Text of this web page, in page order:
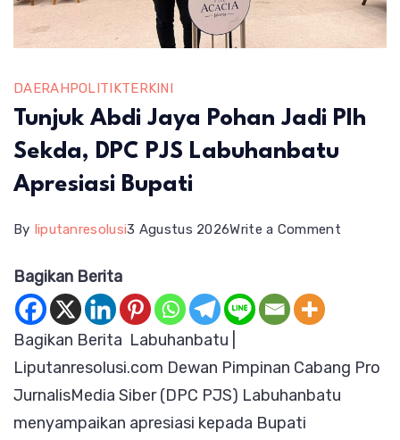
DAERAHPOLITIKTERKINI
Tunjuk Abdi Jaya Pohan Jadi Plh
Sekda, DPC PJS Labuhanbatu
Apresiasi Bupati
By liputanresolusi3 Agustus 2026Write a Commenton
Jadi
Plh
Bagikan Berita
Bagikan Berita Labuhanbatu |
Liputanresolusi.com Dewan Pimpinan Cabang Pro
JurnalisMedia Siber (DPC PJS) Labuhanbatu
menyampaikan apresiasi kepada Bupati